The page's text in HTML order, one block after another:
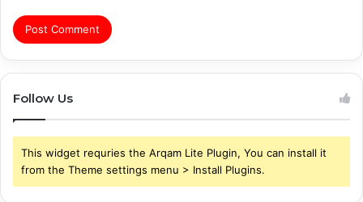
Follow Us
This widget requries the Arqam Lite Plugin, You can install it
from the Theme settings menu > Install Plugins.